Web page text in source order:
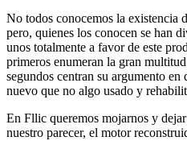
No todos conocemos la existencia
pero, quienes los conocen se han
unos totalmente a favor de este
primeros enumeran la gran
segundos centran su argumento en
nuevo que no algo usado y
En Fllic queremos mojarnos y
nuestro parecer, el motor